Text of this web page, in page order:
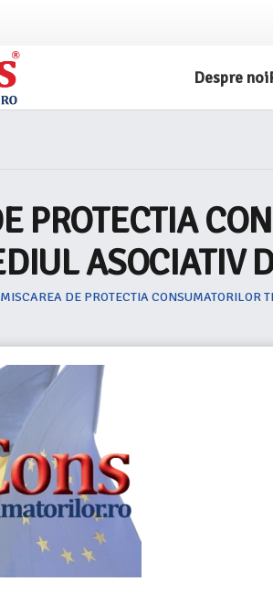
Despre noi
PROTECTIA
ASOCIATIV
MISCAREA DE PROTECTIA